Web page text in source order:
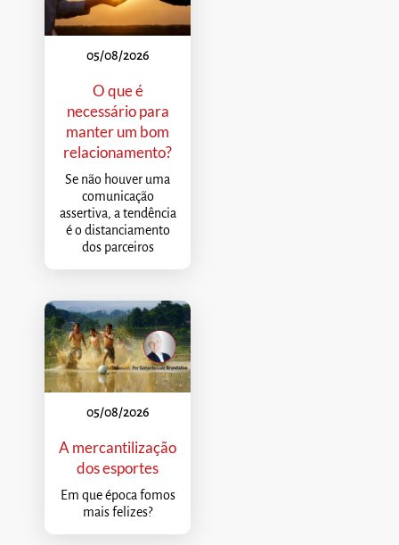
05/08/2026
O que é
necessário para
manter um bom
relacionamento?
Se não houver uma
comunicação
assertiva, a tendência
é o distanciamento
dos parceiros
05/08/2026
A mercantilização
dos esportes
Em que época fomos
mais felizes?